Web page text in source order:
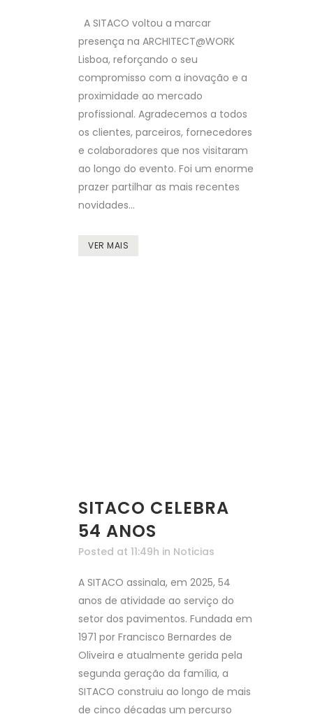
A SITACO voltou a marcar
presença na ARCHITECT@WORK
Lisboa, reforçando o seu
compromisso com a inovação e a
proximidade ao mercado
profissional. Agradecemos a todos
os clientes, parceiros, fornecedores
e colaboradores que nos visitaram
ao longo do evento. Foi um enorme
prazer partilhar as mais recentes
novidades...
VER MAIS
SITACO CELEBRA
54 ANOS
Posted at 11:49h in Noticias
A SITACO assinala, em 2025, 54
anos de atividade ao serviço do
setor dos pavimentos. Fundada em
1971 por Francisco Bernardes de
Oliveira e atualmente gerida pela
segunda geração da família, a
SITACO construiu ao longo de mais
de cinco décadas um percurso